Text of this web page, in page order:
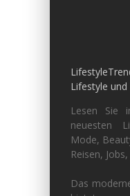
Lifestyle und
Lesen Sie
neuesten
Mode,
Reisen,
Das